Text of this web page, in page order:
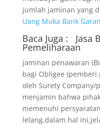
jumlah jaminan yang
Uang Muka Bank
Baca Juga : Jasa
Pemeliharaan
jaminan penawaran
bagi Obligee (pemberi
oleh Surety
menjamin bahwa
memenuhi
lelang.dalam hal